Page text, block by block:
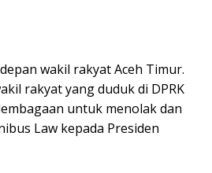
wakil rakyat Aceh Timur.
rakyat yang duduk di DPRK
untuk menolak dan
Law kepada Presiden